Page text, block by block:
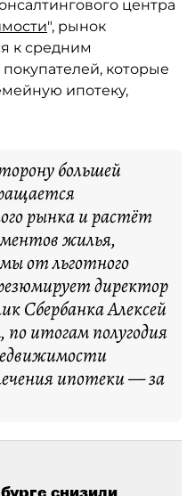
центра
", рынок
к средним
которые
ипотеку,
большей
рынка и растёт
жилья,
от льготного
директор
Сбербанка Алексей
итогам полугодия
ипотеки — за